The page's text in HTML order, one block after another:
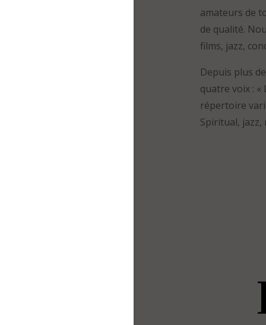
amateurs de
de qualité.
films, jazz,
Depuis plus
quatre voix :
répertoire
Spiritual, jazz,